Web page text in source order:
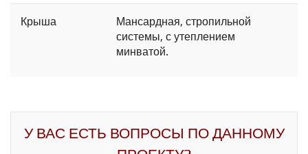
Крыша
Мансардная, стропильной
системы, с утеплением
минватой.
У ВАС ЕСТЬ ВОПРОСЫ ПО ДАННОМУ